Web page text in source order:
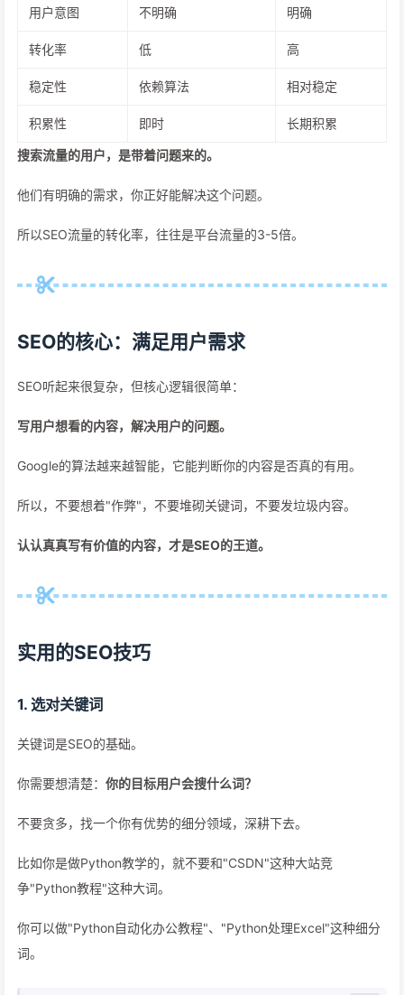
用户意图 不明确 明确
转化率 低 高
稳定性 依赖算法 相对稳定
积累性 即时 长期积累
搜索流量的用户，是带着问题来的。
他们有明确的需求，你正好能解决这个问题。
所以SEO流量的转化率，往往是平台流量的3-5倍。
SEO的核心：满足用户需求
SEO听起来很复杂，但核心逻辑很简单：
写用户想看的内容，解决用户的问题。
Google的算法越来越智能，它能判断你的内容是否真的有用。
所以，不要想着"作弊"，不要堆砌关键词，不要发垃圾内容。
认认真真写有价值的内容，才是SEO的王道。
实用的SEO技巧
1. 选对关键词
关键词是SEO的基础。
你需要想清楚： 你的目标用户会搜什么词？
不要贪多，找一个你有优势的细分领域，深耕下去。
比如你是做Python教学的，就不要和"CSDN"这种大站竞
争"Python教程"这种大词。
你可以做"Python自动化办公教程"、"Python处理Excel"这种细分
词。